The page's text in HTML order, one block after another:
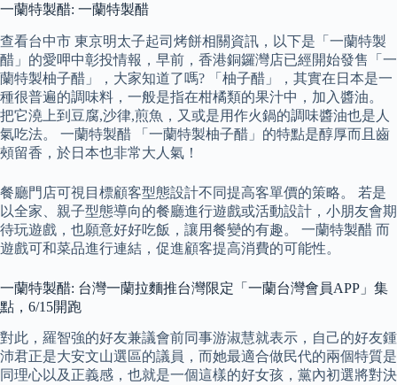
一蘭特製醋: 一蘭特製醋
查看台中市 東京明太子起司烤餅相關資訊，以下是「一蘭特製
醋」的愛呷中彰投情報，早前，香港銅鑼灣店已經開始發售「一
蘭特製柚子醋」，大家知道了嗎? 「柚子醋」，其實在日本是一
種很普遍的調味料，一般是指在柑橘類的果汁中，加入醬油。
把它澆上到豆腐,沙律,煎魚，又或是用作火鍋的調味醬油也是人
氣吃法。 一蘭特製醋 「一蘭特製柚子醋」的特點是醇厚而且齒
頰留香，於日本也非常大人氣！
餐廳門店可視目標顧客型態設計不同提高客單價的策略。 若是
以全家、親子型態導向的餐廳進行遊戲或活動設計，小朋友會期
待玩遊戲，也願意好好吃飯，讓用餐變的有趣。 一蘭特製醋 而
遊戲可和菜品進行連結，促進顧客提高消費的可能性。
一蘭特製醋: 台灣一蘭拉麵推台灣限定「一蘭台灣會員APP」集
點，6/15開跑
對此，羅智強的好友兼議會前同事游淑慧就表示，自己的好友鍾
沛君正是大安文山選區的議員，而她最適合做民代的兩個特質是
同理心以及正義感，也就是一個這樣的好女孩，黨內初選將對決